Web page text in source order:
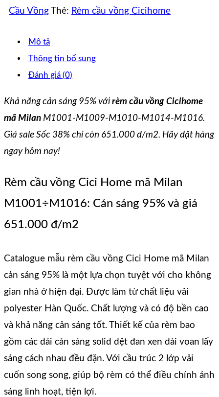
Cầu Vồng
Thẻ: Rèm cầu vồng Cicihome
Mô tả
Thông tin bổ sung
Đánh giá (0)
Khả năng cản sáng 95% với rèm cầu vồng Cicihome
mã Milan M1001-M1009-M1010-M1014-M1016.
Giá sale Sốc 38% chỉ còn 651.000 đ/m2. Hãy đặt hàng
ngay hôm nay!
Rèm cầu vồng Cici Home mã Milan
M1001÷M1016: Cản sáng 95% và giá
651.000 đ/m2
Catalogue mẫu rèm cầu vồng Cici Home mã Milan
cản sáng 95% là một lựa chọn tuyệt với cho không
gian nhà ở hiện đại. Được làm từ chất liệu vải
polyester Hàn Quốc. Chất lượng và có độ bền cao
và khả năng cản sáng tốt. Thiết kế của rèm bao
gồm các dải cản sáng solid dệt đan xen dải voan lấy
sáng cách nhau đều đặn. Với cầu trúc 2 lớp vải
cuốn song song, giúp bộ rèm có thể điều chính ánh
sáng linh hoạt, tiện lợi.